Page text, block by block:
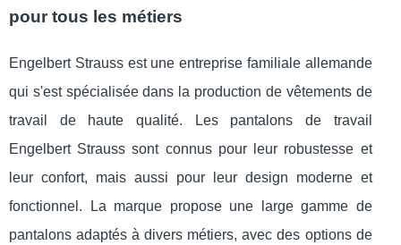
pour tous les métiers
Engelbert Strauss est une entreprise familiale allemande
qui s'est spécialisée dans la production de vêtements de
travail de haute qualité. Les pantalons de travail
Engelbert Strauss sont connus pour leur robustesse et
leur confort, mais aussi pour leur design moderne et
fonctionnel. La marque propose une large gamme de
pantalons adaptés à divers métiers, avec des options de